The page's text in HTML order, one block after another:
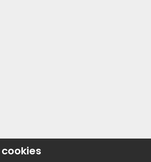
FÖR VÅRA BÄSTA